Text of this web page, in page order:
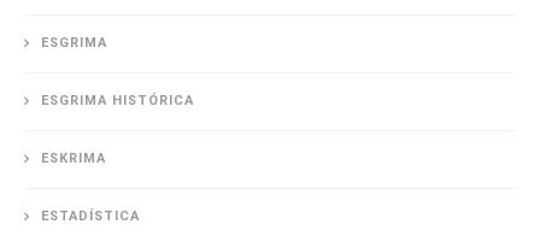
ESGRIMA
ESGRIMA HISTÓRICA
ESKRIMA
ESTADÍSTICA